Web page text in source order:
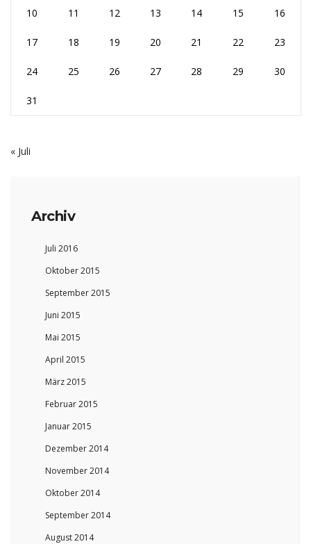
10 11 12 13 14 15 16
17 18 19 20 21 22 23
24 25 26 27 28 29 30
31
« Juli
Archiv
Juli 2016
Oktober 2015
September 2015
Juni 2015
Mai 2015
April 2015
März 2015
Februar 2015
Januar 2015
Dezember 2014
November 2014
Oktober 2014
September 2014
August 2014